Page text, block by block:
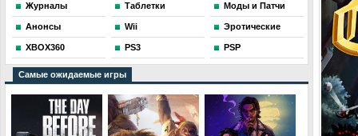
Журналы Таблетки Моды и Патчи
Анонсы Wii Эротические
XBOX360 PS3 PSP
Самые ожидаемые игры